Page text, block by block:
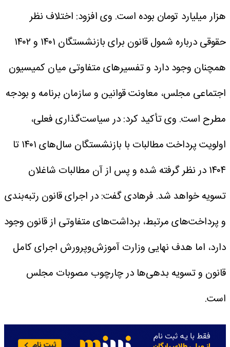
هزار میلیارد تومان بوده است. وی افزود: اختلاف نظر
حقوقی درباره شمول قانون برای بازنشستگان ۱۴۰۱ و ۱۴۰۲
همچنان وجود دارد و تفسیرهای متفاوتی میان کمیسیون
اجتماعی مجلس، معاونت قوانین و سازمان برنامه و بودجه
مطرح است. وی تأکید کرد: در سیاست‌گذاری فعلی،
اولویت پرداخت مطالبات با بازنشستگان سال‌های ۱۴۰۱ تا
۱۴۰۴ در نظر گرفته شده و پس از آن مطالبات شاغلان
تسویه خواهد شد. فرهادی گفت: در اجرای قانون رتبه‌بندی
و پرداخت‌های مرتبط، برداشت‌های متفاوتی از قانون وجود
دارد، اما هدف نهایی وزارت آموزش‌وپرورش اجرای کامل
قانون و تسویه بدهی‌ها در چارچوب مصوبات مجلس
است.